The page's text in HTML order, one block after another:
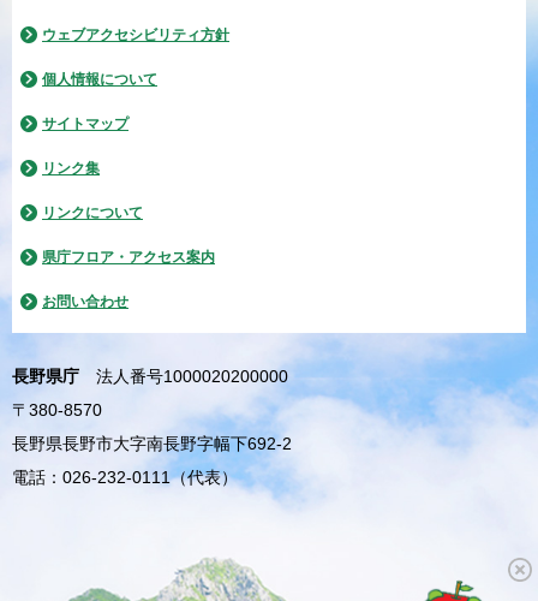
ウェブアクセシビリティ方針
個人情報について
サイトマップ
リンク集
リンクについて
県庁フロア・アクセス案内
お問い合わせ
長野県庁
法人番号1000020200000
〒380-8570
長野県長野市大字南長野字幅下692-2
電話：026-232-0111（代表）